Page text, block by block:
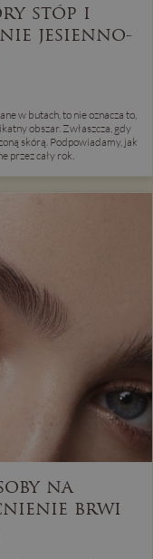
stóp i
jesienno-
w butach, to nie oznacza to,
obszar. Zwłaszcza, gdy
skórą. Podpowiadamy, jak
przez cały rok.
na
brwi